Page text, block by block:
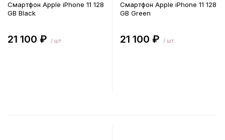
Смартфон Apple iPhone 11 128
GB Black
21 100 ₽ / шт
Смартфон Apple iPhone 11 128
GB Green
21 100 ₽ / шт